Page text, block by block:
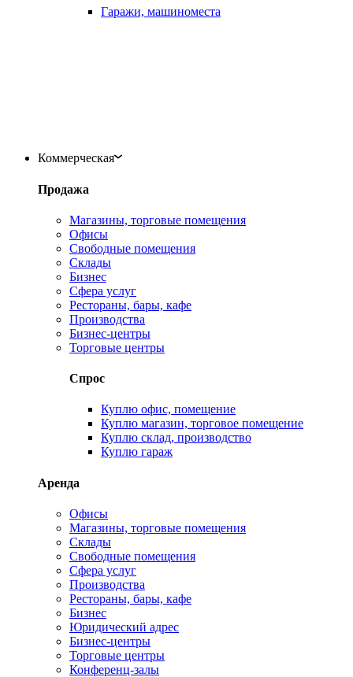
Гаражи, машиноместа
Коммерческая
Продажа
Магазины, торговые помещения
Офисы
Свободные помещения
Склады
Бизнес
Сфера услуг
Рестораны, бары, кафе
Производства
Бизнес-центры
Торговые центры
Спрос
Куплю офис, помещение
Куплю магазин, торговое помещение
Куплю склад, производство
Куплю гараж
Аренда
Офисы
Магазины, торговые помещения
Склады
Свободные помещения
Сфера услуг
Производства
Рестораны, бары, кафе
Бизнес
Юридический адрес
Бизнес-центры
Торговые центры
Конференц-залы